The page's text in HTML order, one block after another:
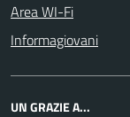
Area WI-Fi
Informagiovani
UN GRAZIE A...